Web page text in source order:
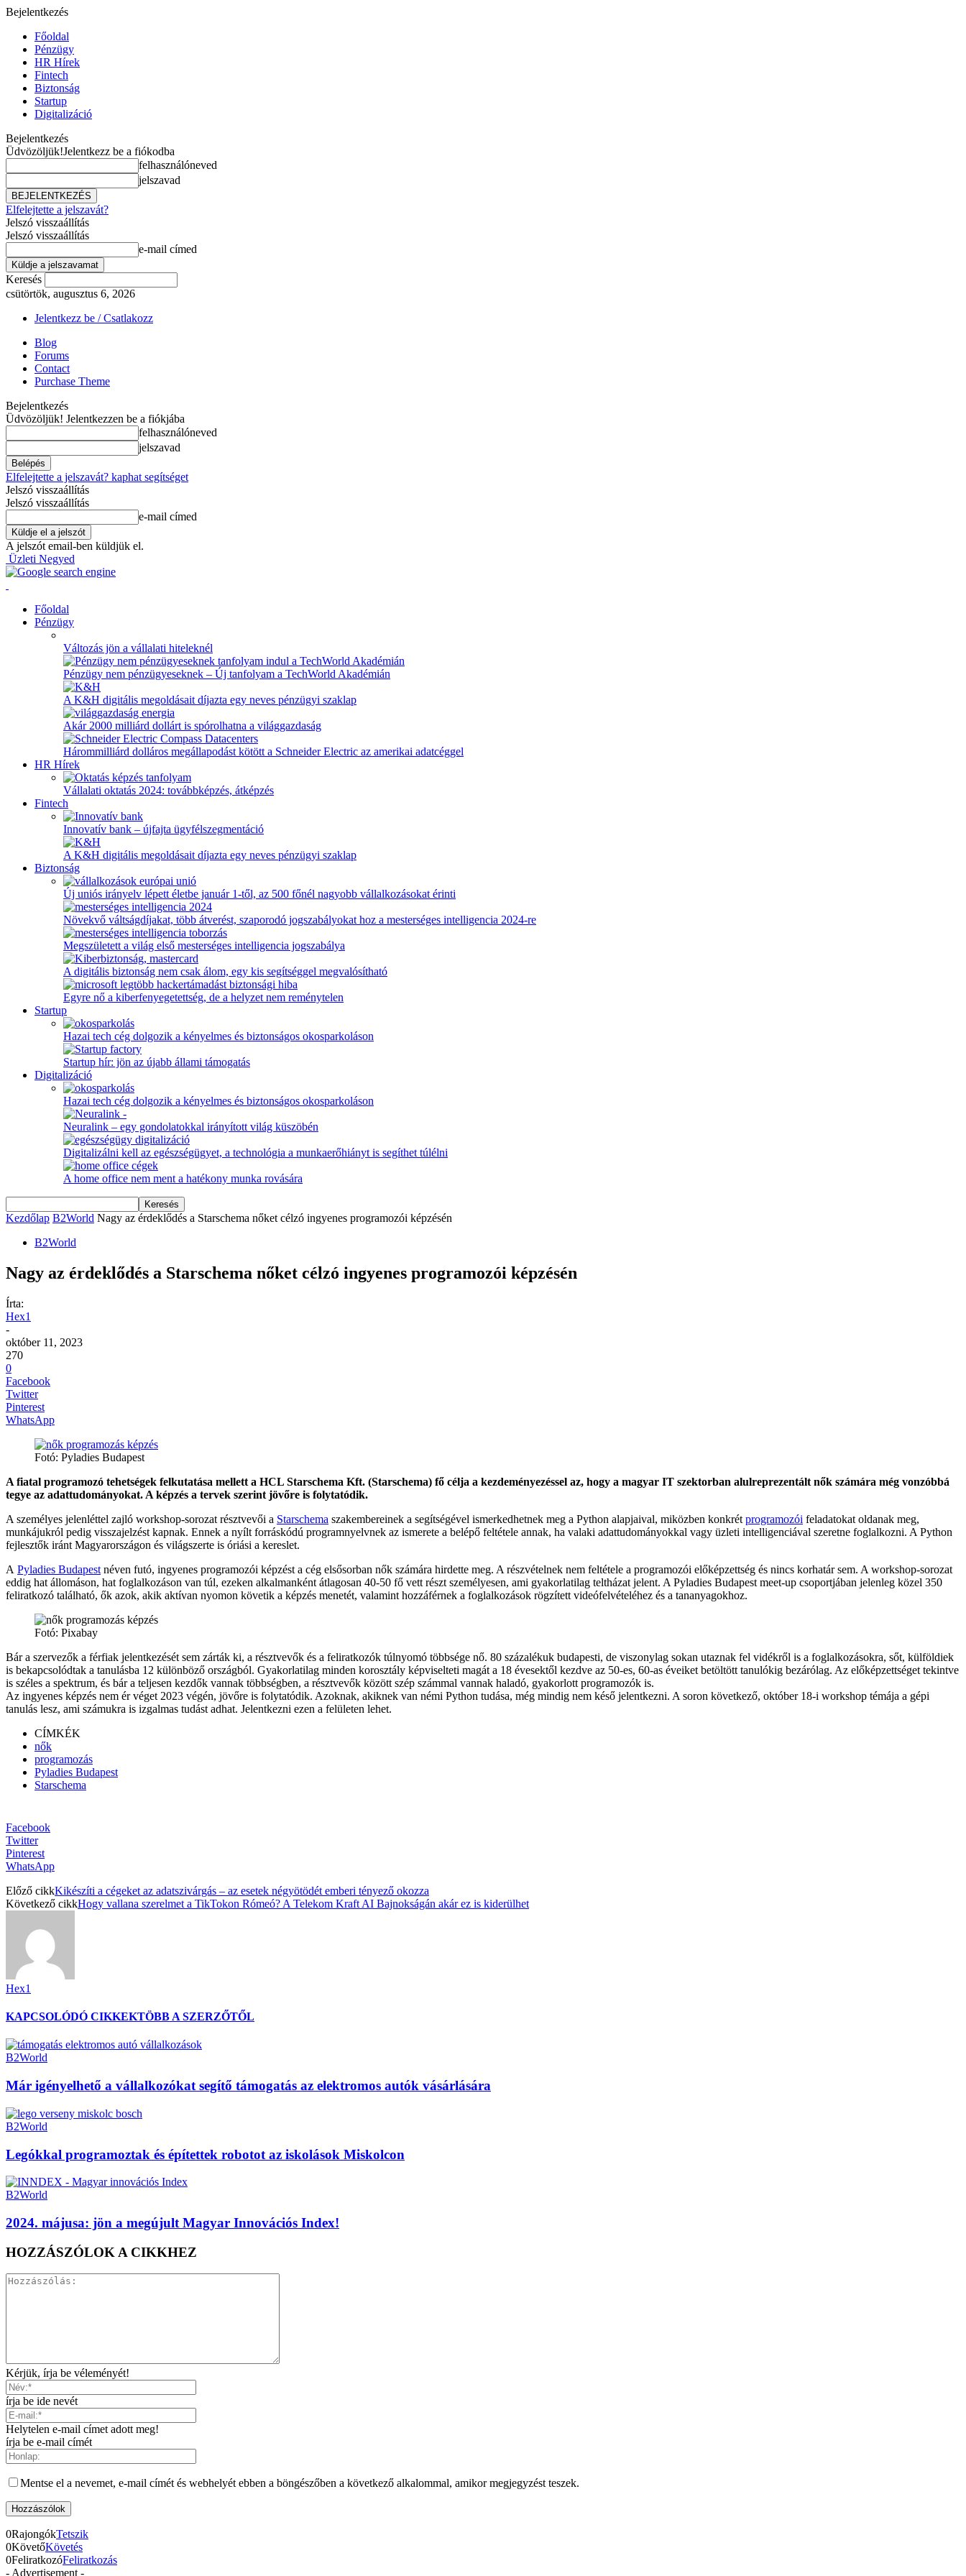
Bejelentkezés
Főoldal
Pénzügy
HR Hírek
Fintech
Biztonság
Startup
Digitalizáció
Bejelentkezés
Üdvözöljük!Jelentkezz be a fiókodba
felhasználóneved
jelszavad
Elfelejtette a jelszavát?
Jelszó visszaállítás
Jelszó visszaállítás
e-mail címed
Keresés
csütörtök, augusztus 6, 2026
Jelentkezz be / Csatlakozz
Blog
Forums
Contact
Purchase Theme
Bejelentkezés
Üdvözöljük! Jelentkezzen be a fiókjába
felhasználóneved
jelszavad
Elfelejtette a jelszavát? kaphat segítséget
Jelszó visszaállítás
Jelszó visszaállítás
e-mail címed
A jelszót email-ben küldjük el.
Üzleti Negyed
Főoldal
Pénzügy
Változás jön a vállalati hiteleknél
Pénzügy nem pénzügyeseknek – Új tanfolyam a TechWorld Akadémián
A K&H digitális megoldásait díjazta egy neves pénzügyi szaklap
Akár 2000 milliárd dollárt is spórolhatna a világgazdaság
Hárommilliárd dolláros megállapodást kötött a Schneider Electric az amerikai adatcéggel
HR Hírek
Vállalati oktatás 2024: továbbképzés, átképzés
Fintech
Innovatív bank – újfajta ügyfélszegmentáció
A K&H digitális megoldásait díjazta egy neves pénzügyi szaklap
Biztonság
Új uniós irányelv lépett életbe január 1-től, az 500 főnél nagyobb vállalkozásokat érinti
Növekvő váltságdíjakat, több átverést, szaporodó jogszabályokat hoz a mesterséges intelligencia 2024-re
Megszületett a világ első mesterséges intelligencia jogszabálya
A digitális biztonság nem csak álom, egy kis segítséggel megvalósítható
Egyre nő a kiberfenyegetettség, de a helyzet nem reménytelen
Startup
Hazai tech cég dolgozik a kényelmes és biztonságos okosparkoláson
Startup hír: jön az újabb állami támogatás
Digitalizáció
Hazai tech cég dolgozik a kényelmes és biztonságos okosparkoláson
Neuralink – egy gondolatokkal irányított világ küszöbén
Digitalizálni kell az egészségügyet, a technológia a munkaerőhiányt is segíthet túlélni
A home office nem ment a hatékony munka rovására
Kezdőlap B2World Nagy az érdeklődés a Starschema nőket célzó ingyenes programozói képzésén
B2World
Nagy az érdeklődés a Starschema nőket célzó ingyenes programozói képzésén
Írta:
Hex1
-
október 11, 2023
270
0
Facebook
Twitter
Pinterest
WhatsApp
Fotó: Pyladies Budapest
A fiatal programozó tehetségek felkutatása mellett a HCL Starschema Kft. (Starschema) fő célja a kezdeményezéssel az, hogy a magyar IT szektorban alulreprezentált nők számára még vonzóbbá
tegye az adattudományokat. A képzés a tervek szerint jövőre is folytatódik.
A személyes jelenléttel zajló workshop-sorozat résztvevői a Starschema szakembereinek a segítségével ismerkedhetnek meg a Python alapjaival, miközben konkrét programozói feladatokat oldanak meg,
munkájukról pedig visszajelzést kapnak. Ennek a nyílt forráskódú programnyelvnek az ismerete a belépő feltétele annak, ha valaki adattudományokkal vagy üzleti intelligenciával szeretne foglalkozni. A Python
fejlesztők iránt Magyarországon és világszerte is óriási a kereslet.
A Pyladies Budapest néven futó, ingyenes programozói képzést a cég elsősorban nők számára hirdette meg. A részvételnek nem feltétele a programozói előképzettség és nincs korhatár sem. A workshop-sorozat
eddig hat állomáson, hat foglalkozáson van túl, ezeken alkalmanként átlagosan 40-50 fő vett részt személyesen, ami gyakorlatilag teltházat jelent. A Pyladies Budapest meet-up csoportjában jelenleg közel 350
feliratkozó található, ők azok, akik aktívan nyomon követik a képzés menetét, valamint hozzáférnek a foglalkozások rögzített videófelvételéhez és a tananyagokhoz.
Fotó: Pixabay
Bár a szervezők a férfiak jelentkezését sem zárták ki, a résztvevők és a feliratkozók túlnyomó többsége nő. 80 százalékuk budapesti, de viszonylag sokan utaznak fel vidékről is a foglalkozásokra, sőt, külföldiek
is bekapcsolódtak a tanulásba 12 különböző országból. Gyakorlatilag minden korosztály képviselteti magát a 18 évesektől kezdve az 50-es, 60-as éveiket betöltött tanulókig bezárólag. Az előképzettséget tekintve
is széles a spektrum, és bár a teljesen kezdők vannak többségben, a résztvevők között szép számmal vannak haladó, gyakorlott programozók is.
Az ingyenes képzés nem ér véget 2023 végén, jövőre is folytatódik. Azoknak, akiknek van némi Python tudása, még mindig nem késő jelentkezni. A soron következő, október 18-i workshop témája a gépi
tanulás lesz, ami számukra is izgalmas tudást adhat. Jelentkezni ezen a felületen lehet.
CÍMKÉK
nők
programozás
Pyladies Budapest
Starschema
Facebook
Twitter
Pinterest
WhatsApp
Előző cikkKikészíti a cégeket az adatszivárgás – az esetek négyötödét emberi tényező okozza
Következő cikkHogy vallana szerelmet a TikTokon Rómeó? A Telekom Kraft AI Bajnokságán akár ez is kiderülhet
Hex1
KAPCSOLÓDÓ CIKKEKTÖBB A SZERZŐTŐL
B2World
Már igényelhető a vállalkozókat segítő támogatás az elektromos autók vásárlására
B2World
Legókkal programoztak és építettek robotot az iskolások Miskolcon
B2World
2024. májusa: jön a megújult Magyar Innovációs Index!
HOZZÁSZÓLOK A CIKKHEZ
Kérjük, írja be véleményét!
írja be ide nevét
Helytelen e-mail címet adott meg!
írja be e-mail címét
Mentse el a nevemet, e-mail címét és webhelyét ebben a böngészőben a következő alkalommal, amikor megjegyzést teszek.
0RajongókTetszik
0KövetőKövetés
0FeliratkozóFeliratkozás
- Advertisement -